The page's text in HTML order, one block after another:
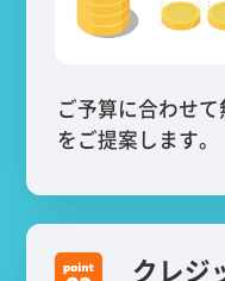
ご予算に合わせ
をご提案します。
クレジ